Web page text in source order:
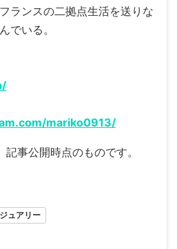
ランスの二拠点生活を送りな
でいる。
mariko0913/
事公開時点のものです。
ュアリー